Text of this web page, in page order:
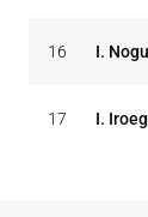
16 I.
17 I.